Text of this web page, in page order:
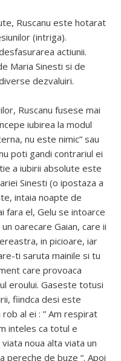
Ruscanu este hotarat
(intriga).
actiunii.
Maria Sinesti si de
dezvaluiri.
Ruscanu fusese mai
iubirea la modul
nu este nimic” sau
poti gandi contrariul ei
a iubirii absolute este
Sinesti (o ipostaza a
intaia noapte de
fara el, Gelu se intoarce
oarecare Gaian, care ii
in picioare, iar
ti saruta mainile si tu
care provoaca
eroului. Gaseste totusi
fiindca desi este
al ei : ” Am respirat
inteles ca totul e
noua alta viata un
pereche de buze “. Apoi